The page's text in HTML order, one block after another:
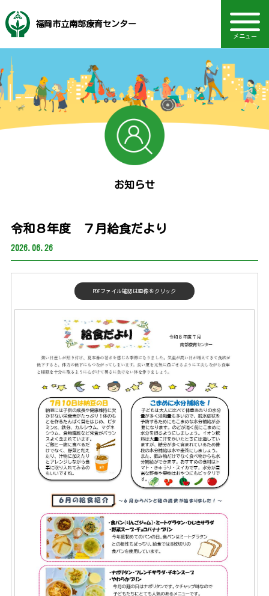
福岡市立南部療育センター
メニュー
TOPページ
主な事業内容
相談部門
通園部門
地域支援・訪問支援
研修・セミナー情報
ボランティア情報
動画を見る
施設概要
アクセス
お知らせ
採用情報
福岡市社会福祉事業団
音声読み上げ・文字・見やすさ調整
Language
電話：092-558-4860
お知らせ
令和８年度 ７月給食だより
2026.06.26
PDFファイル確認は画像をクリック